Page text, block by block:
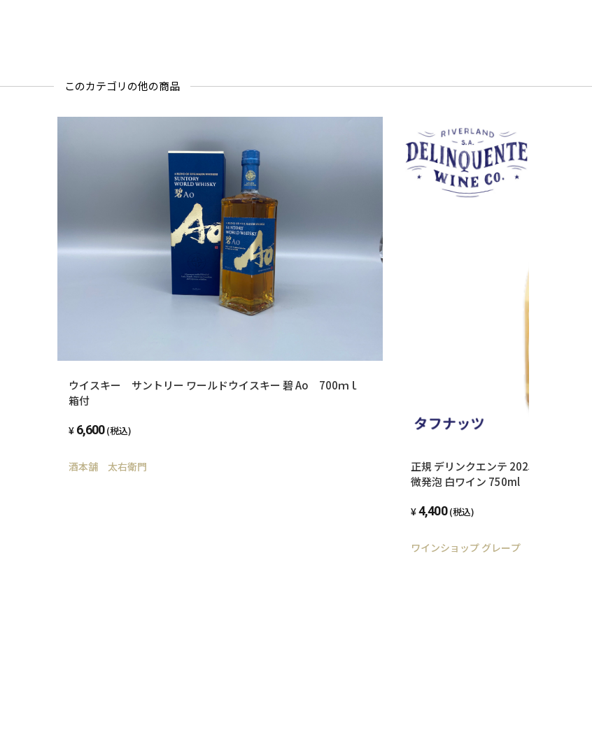
このカテゴリの他の商品
ウイスキー サントリー ワールドウイスキー 碧 Ao 700ｍｌ
箱付
6,600 (税込)
酒本舗 太右衛門
正規 デリンクエンテ 2025年 タフナ
微発泡 白ワイン 750ml
4,400 (税込)
ワインショップ グレープ